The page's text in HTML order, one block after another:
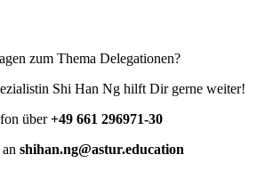
zum Thema Delegationen?
Shi Han Ng hilft Dir gerne weiter!
über+49 661 296971-30
shihan.ng@astur.education